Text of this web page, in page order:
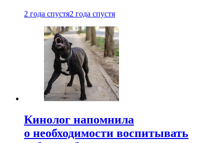
2 года спустя2 года спустя
Кинолог напомнила
о необходимости воспитывать